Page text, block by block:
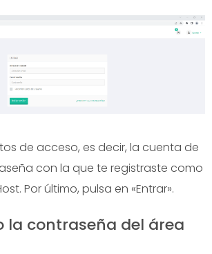
de acceso, es decir, la cuenta de
con la que te registraste como
Por último, pulsa en «Entrar».
la contraseña del área